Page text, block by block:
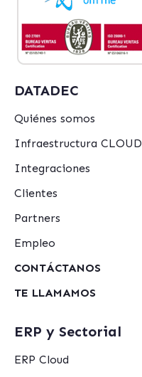
DATADEC
Quiénes somos
Infraestructura CLOUD
Integraciones
Clientes
Partners
Empleo
CONTÁCTANOS
TE LLAMAMOS
ERP y Sectorial
ERP Cloud